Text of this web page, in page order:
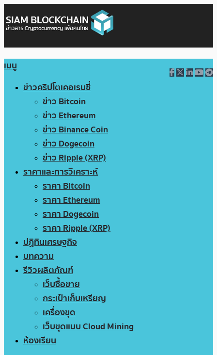
เมนู
ข่าวคริปโตเคอเรนซี่
ข่าว Bitcoin
ข่าว Ethereum
ข่าว Binance Coin
ข่าว Dogecoin
ข่าว Ripple (XRP)
ราคาและการวิเคราะห์
ราคา Bitcoin
ราคา Ethereum
ราคา Dogecoin
ราคา Ripple (XRP)
ปฏิทินเศรษฐกิจ
บทความ
รีวิวผลิตภัณฑ์
เว็บซื้อขาย
กระเป๋าเก็บเหรียญ
เครื่องขุด
เว็บขุดแบบ Cloud Mining
ห้องเรียน